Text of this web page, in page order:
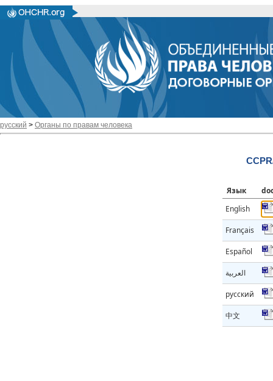
русский > Органы по правам человека
Язык
English
Français
Español
العربية
русский
中文